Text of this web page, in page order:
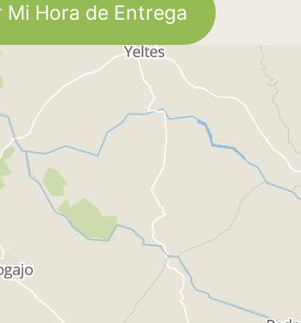
Mi Hora de Entrega